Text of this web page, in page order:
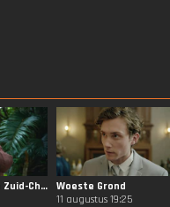
Ruben langs de Zuid-Chinese Zee
Woeste Grond
11 augustus 19:25